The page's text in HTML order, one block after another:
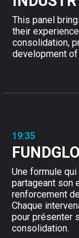
This panel
their
consolidation,
development
19:35
Une formule
partageant son
renforcement
Chaque
pour présenter
consolidation.